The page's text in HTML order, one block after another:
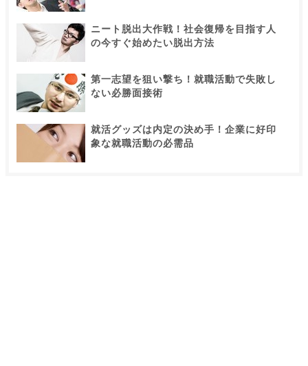
ニート脱出大作戦！社会復帰を目指す人
の今すぐ始めたい脱出方法
第一志望を狙い撃ち！就職活動で失敗し
ない必勝面接術
就活グッズは内定の決め手！企業に好印
象な就職活動の必需品